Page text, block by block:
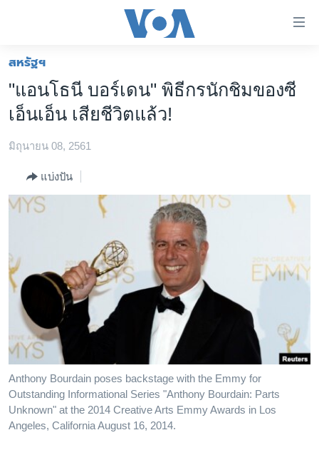
ต่อ
ข้าม
เนื้อหา
ข้าม
หลัก
การ
ค้นหา
หน้าหลัก
โลก
เอเชีย
สหรัฐฯ
ไทย
ธุรกิจ
สังคมและสุขภาพ
ไลฟ์สไตล์
ตรวจสอบข่าว
เรียนรู้ภาษาอังกฤษ
พอดคาสต์
ติดตามเรา
สหรัฐฯ
"แอนโธนี บอร์เดน" พิธีกรนักชิมของซี
เอ็นเอ็น เสียชีวิตแล้ว!
มิถุนายน 08, 2561
แบ่งปัน
Anthony Bourdain poses backstage with the Emmy for
Outstanding Informational Series "Anthony Bourdain: Parts
Unknown" at the 2014 Creative Arts Emmy Awards in Los
Angeles, California August 16, 2014.